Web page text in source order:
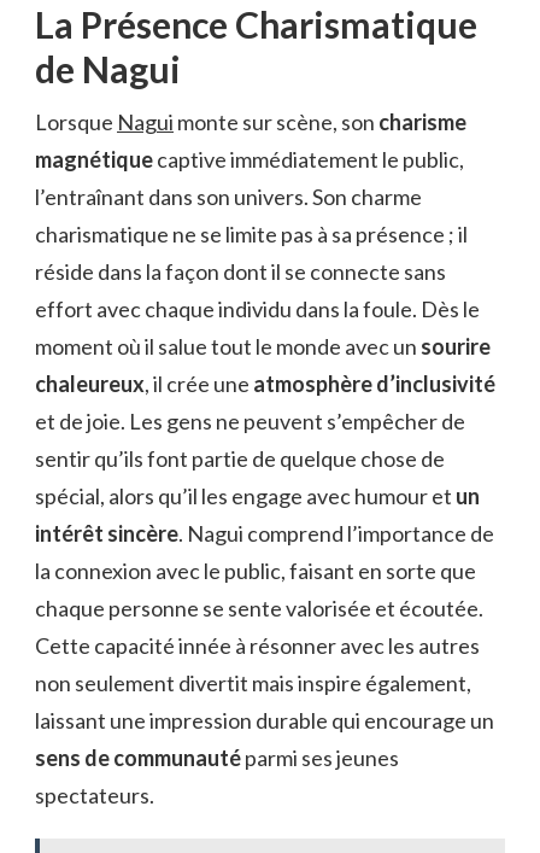
La Présence Charismatique
de Nagui
Lorsque Nagui monte sur scène, son charisme
magnétiquecaptive immédiatement le public,
l’entraînant dans son univers. Son charme
charismatique ne se limite pas à sa présence ; il
réside dans la façon dont il se connecte sans
effort avec chaque individu dans la foule. Dès le
moment où il salue tout le monde avec un sourire
chaleureux, il crée une atmosphère d’inclusivité
et de joie. Les gens ne peuvent s’empêcher de
sentir qu’ils font partie de quelque chose de
spécial, alors qu’il les engage avec humour et un
intérêt sincère. Nagui comprend l’importance de
la connexion avec le public, faisant en sorte que
chaque personne se sente valorisée et écoutée.
Cette capacité innée à résonner avec les autres
non seulement divertit mais inspire également,
laissant une impression durable qui encourage un
sens de communautéparmi ses jeunes
spectateurs.